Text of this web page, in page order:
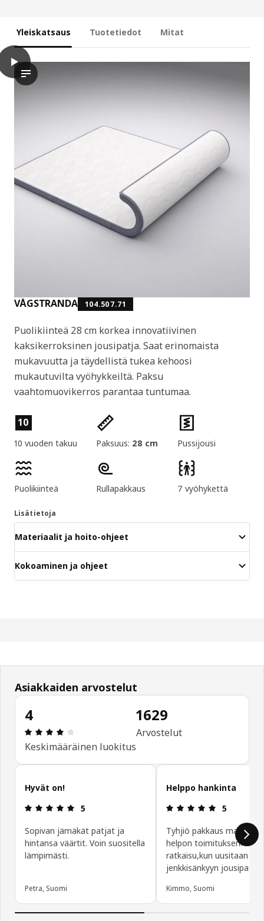
Yleiskatsaus Tuotetiedot Mitat
VÅGSTRANDA 104.507.71
Puolikiinteä 28 cm korkea innovatiivinen
kaksikerroksinen jousipatja. Saat erinomaista
mukavuutta ja täydellistä tukea kehoosi
mukautuvilta vyöhykkeiltä. Paksu
vaahtomuovikerros parantaa tuntumaa.
Tuotteen ominaisuudet
10
10 vuoden takuu Paksuus: 28 cm Pussijousi
Puolikiinteä Rullapakkaus 7 vyöhykettä
Lisätietoja
Materiaalit ja hoito-ohjeet
Kokoaminen ja ohjeet
play
Videolla näytetään esittely VÅGSTRANDA-taskujousitettua
VÅGSTRANDA Pussijousitettu patja, puolikiinteä/vaaleansininen,
Asiakkaiden arvostelut
4
: 4 / 5 tähteä. Arvostelut yhteensä: 1629
Keskimääräinen luokitus
1629
Arvostelut
Ohita asiakasarvostelut
Hyvät on!
: 5 / 5 tähteä.
5
Sopivan jämäkät patjat ja
hintansa väärtit. Voin suositella
lämpimästi.
Petra, Suomi
Helppo hankinta
: 5 / 5
5
Tyhjiö pakkaus
helpon toimituksen. Hyvä
ratkaisu,kun uusitaan
jenkkisänkyyn jousipatjat
Kimmo, Suomi